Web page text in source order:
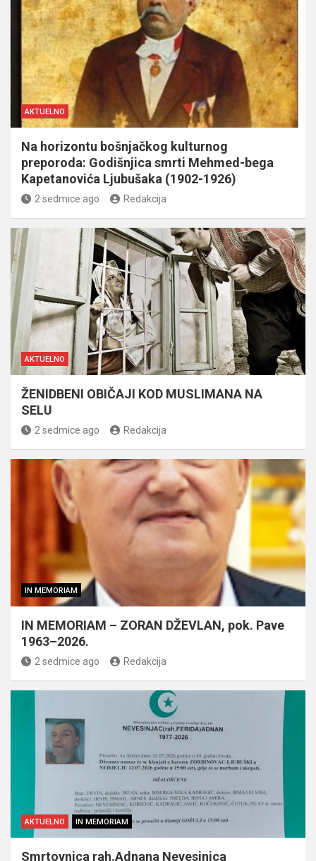
AKTUELNO
Na horizontu bošnjačkog kulturnog
preporoda: Godišnjica smrti Mehmed-bega
Kapetanovića Ljubušaka (1902-1926)
2 sedmice ago Redakcija
AKTUELNO
ŽENIDBENI OBIČAJI KOD MUSLIMANA NA
SELU
2 sedmice ago Redakcija
IN MEMORIAM
IN MEMORIAM – ZORAN DŽEVLAN, pok. Pave
1963–2026.
2 sedmice ago Redakcija
AKTUELNO IN MEMORIAM
Smrtovnica rah.Adnana Nevesinjca